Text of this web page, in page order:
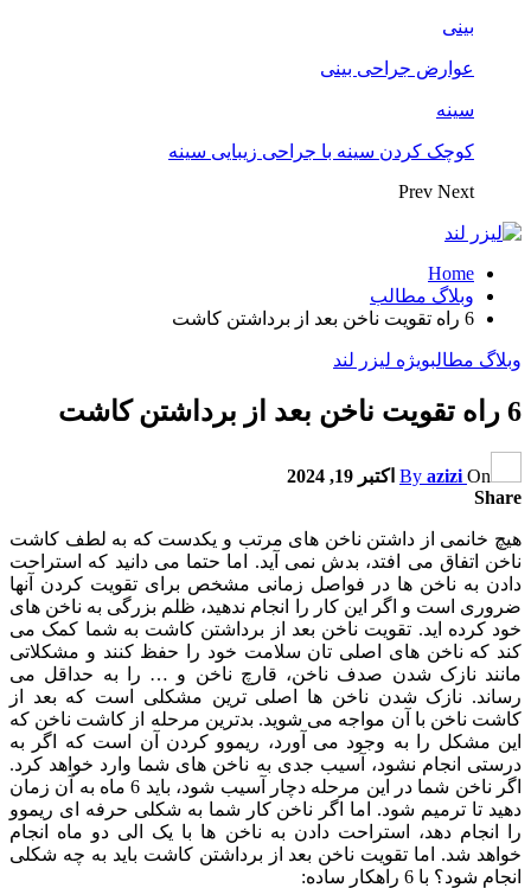
بینی
عوارض جراحی بینی
سینه
کوچک کردن سینه با جراحی زیبایی سینه
Prev Next
Home
وبلاگ مطالب
6 راه تقویت ناخن بعد از برداشتن کاشت
وبلاگ مطالبویژه لیزر لند
6 راه تقویت ناخن بعد از برداشتن کاشت
By azizi On
اکتبر 19, 2024
Share
هیچ خانمی از داشتن ناخن های مرتب و یکدست که به لطف کاشت
ناخن اتفاق می افتد، بدش نمی آید. اما حتما می دانید که استراحت
دادن به ناخن ها در فواصل زمانی مشخص برای تقویت کردن آنها
ضروری است و اگر این کار را انجام ندهید، ظلم بزرگی به ناخن های
خود کرده اید. تقویت ناخن بعد از برداشتن کاشت به شما کمک می
کند که ناخن های اصلی تان سلامت خود را حفظ کنند و مشکلاتی
مانند نازک شدن صدف ناخن، قارچ ناخن و … را به حداقل می
رساند. نازک شدن ناخن ها اصلی ترین مشکلی است که بعد از
کاشت ناخن با آن مواجه می شوید. بدترین مرحله از کاشت ناخن که
این مشکل را به وجود می آورد، ریموو کردن آن است که اگر به
درستی انجام نشود، آسیب جدی به ناخن های شما وارد خواهد کرد.
اگر ناخن شما در این مرحله دچار آسیب شود، باید 6 ماه به آن زمان
دهید تا ترمیم شود. اما اگر ناخن کار شما به شکلی حرفه ای ریموو
را انجام دهد، استراحت دادن به ناخن ها با یک الی دو ماه انجام
خواهد شد. اما تقویت ناخن بعد از برداشتن کاشت باید به چه شکلی
انجام شود؟ با 6 راهکار ساده: